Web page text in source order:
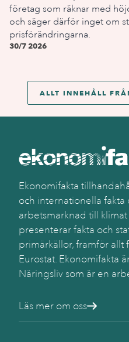
företag som räknar med
och säger därför inget om
prisförändringarna.
30/7 2026
ALLT INNEHÅLL
Ekonomifakta
och internationella fakta
arbetsmarknad till
presenterar fakta och
primärkällor, framför allt
Eurostat. Ekonomifakta
Näringsliv som är en
Läs mer om oss